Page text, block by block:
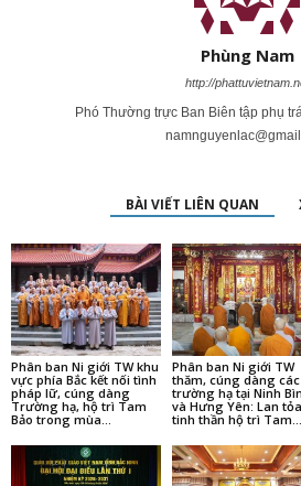
Phùng Nam
http://
Phó Thường trực Ban Biên tập phụ
BÀI VIẾT LIÊN QUAN
Phân ban Ni giới TW khu
vực phía Bắc kết nối tình
pháp lữ, cúng dàng
Trường hạ, hộ trì Tam
Bảo trong mùa...
Phân ban Ni giới TW
thăm, cúng dàng các
trường hạ tại Ninh
và Hưng Yên: Lan tỏa
tinh thần hộ trì Tam...